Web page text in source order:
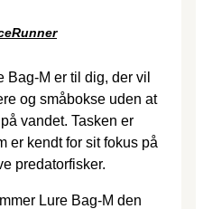
M er til dig, der vil
og småbokse uden at
vandet. Tasken er
er kendt for sit fokus på
predatorfisker.
Lure Bag-M den